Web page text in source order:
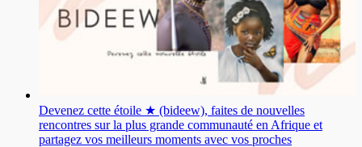
Devenez cette étoile ★ (bideew), faites de nouvelles
rencontres sur la plus grande communauté en Afrique et
partagez vos meilleurs moments avec vos proches